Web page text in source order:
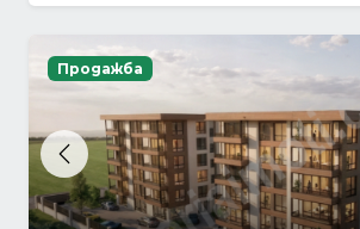
Previous
Продажба